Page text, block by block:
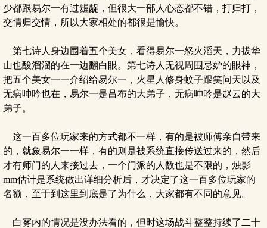
少都跟易尔一有过龌龊，但很大一部人心态都不错，打归打，
交情归交情，所以大家相处的都很是愉快。
第七诗人身边围着五个美女，看得易尔一怒火滔天，力拔华
山也酸溜溜的在一边翻白眼。第七诗人无视周围忌妒的眼神，
把五个美女一一介绍给易尔一，火星人修身蚊子跟笑问天以及
无病呻吟也在，易尔一是吕布的大弟子，无病呻吟是赵云的大
弟子。
这一百多位玩家来的方式都不一样，有的是被师傅亲自带来
的，就象易尔一一样，有的则是被系统直接传送过来的，然后
才有师门的人来接过去，一个门派的人数也是不限的，烛影
mm估计是系统做出详细分析后，才决定了这一百多位玩家的
名额，至于到这里到底是了为什么，大家都有不同的意见。
白雾内的情况是没办法看的，但时这场战斗整整持续了二十